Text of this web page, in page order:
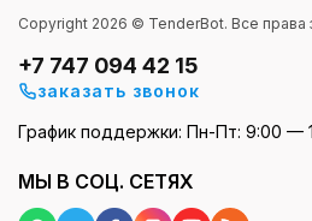
Copyright 2026 © TenderBot. Все права
+7 747 094 42 15
заказать звонок
График поддержки: Пн-Пт: 9:00 —
МЫ В СОЦ. СЕТЯХ